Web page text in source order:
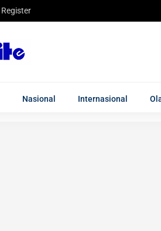
Register
Nasional Internasional